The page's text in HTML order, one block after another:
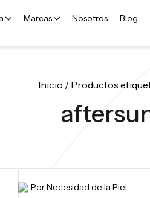
Marcas Nosotros Blog
Inicio / Productos